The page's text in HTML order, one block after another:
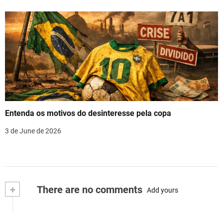
Entenda os motivos do desinteresse pela copa
3 de June de 2026
+ There are no comments Add yours